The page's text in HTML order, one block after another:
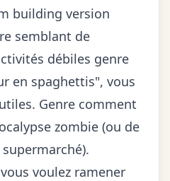
building version
semblant de
débiles genre
en spaghettis", vous
Genre comment
zombie (ou de
voulez ramener